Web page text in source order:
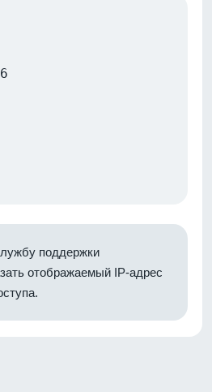
поддержки
отображаемый IP-адрес